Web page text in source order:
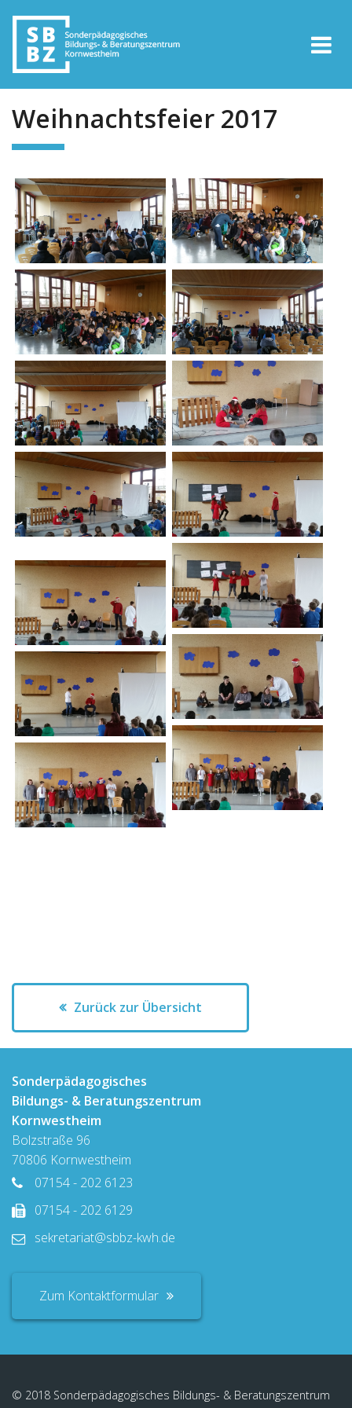
Weihnachtsfeier 2017
Zurück zur Übersicht
Sonderpädagogisches
Bildungs- & Beratungszentrum
Kornwestheim
Bolzstraße 96
70806 Kornwestheim
07154 - 202 6123
07154 - 202 6129
sekretariat@sbbz-kwh.de
Zum Kontaktformular
© 2018 Sonderpädagogisches Bildungs- & Beratungszentrum